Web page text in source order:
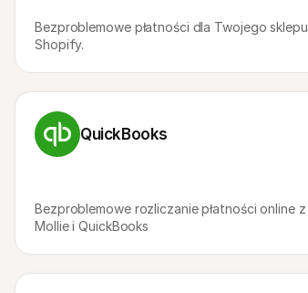
Bezproblemowe płatności dla Twojego sklepu
Shopify.
QuickBooks
Bezproblemowe rozliczanie płatności online z
Mollie i QuickBooks